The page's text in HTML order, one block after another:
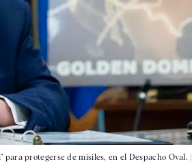
protegerse de misiles, en el Despacho Oval. |